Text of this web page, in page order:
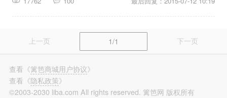
上一页 1/1 下一页
查看 《篱笆商城用户协议》
查看 《隐私政策》
©2003-2030 liba.com All rights reserved. 篱笆网 版权所有